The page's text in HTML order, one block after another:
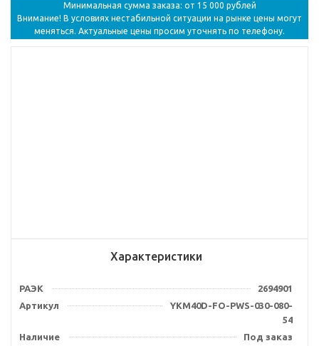
Минимальная сумма заказа: от 15 000 рублей
Внимание! В условиях нестабильной ситуации на рынке цены могут
меняться. Актуальные цены просим уточнять по телефону.
Характеристики
РАЭК
2694901
Артикул
YKM40D-FO-PWS-030-080-
54
Наличие
Под заказ